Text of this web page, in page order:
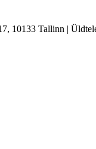
10133 Tallinn |